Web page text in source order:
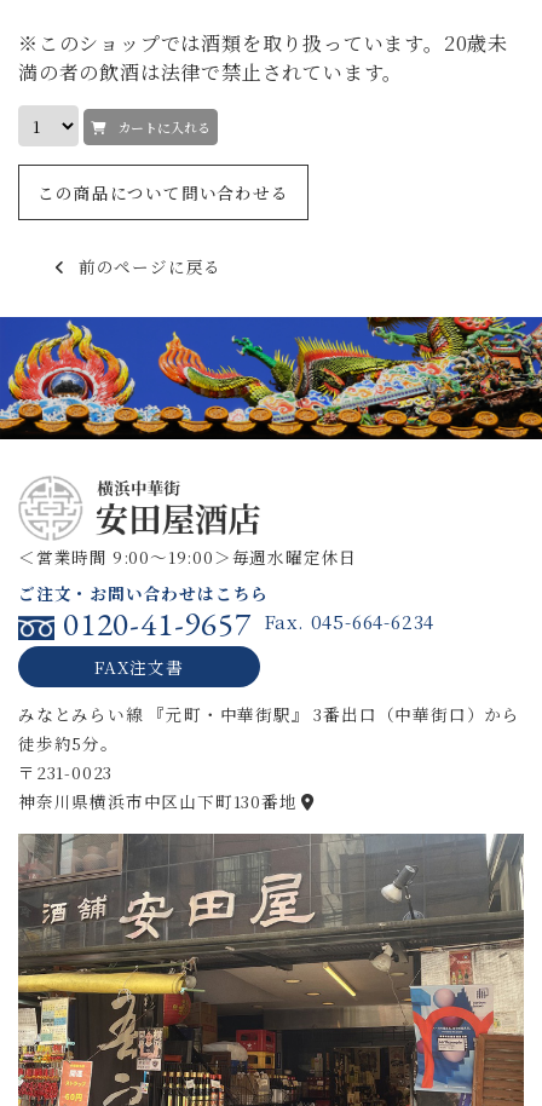
※このショップでは酒類を取り扱っています。20歳未
満の者の飲酒は法律で禁止されています。
カートに入れる
この商品について問い合わせる
前のページに戻る
＜営業時間 9:00～19:00＞毎週水曜定休日
ご注文・お問い合わせはこちら
0120-41-9657 Fax. 045-664-6234
FAX注文書
みなとみらい線 『元町・中華街駅』 3番出口（中華街口）から
徒歩約5分。
〒231-0023
神奈川県横浜市中区山下町130番地